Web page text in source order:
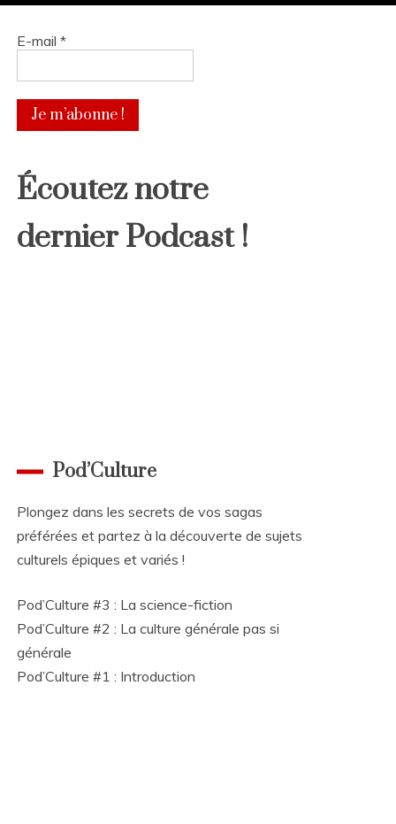
E-mail *
Écoutez notre
dernier Podcast !
Pod’Culture
Plongez dans les secrets de vos sagas
préférées et partez à la découverte de sujets
culturels épiques et variés !
Pod’Culture #3 : La science-fiction
Pod’Culture #2 : La culture générale pas si
générale
Pod’Culture #1 : Introduction